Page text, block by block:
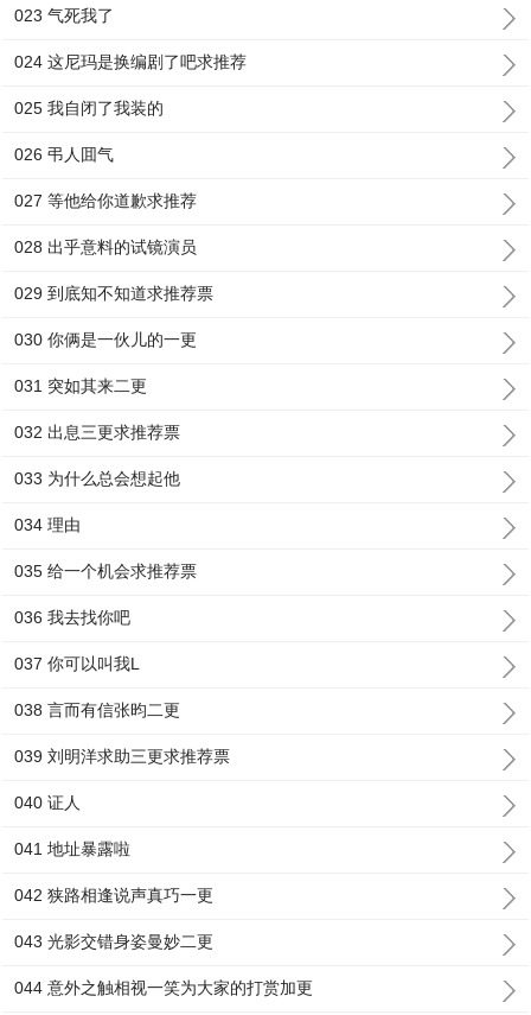
023 气死我了
024 这尼玛是换编剧了吧求推荐
025 我自闭了我装的
026 弔人囬气
027 等他给你道歉求推荐
028 出乎意料的试镜演员
029 到底知不知道求推荐票
030 你俩是一伙儿的一更
031 突如其来二更
032 出息三更求推荐票
033 为什么总会想起他
034 理由
035 给一个机会求推荐票
036 我去找你吧
037 你可以叫我L
038 言而有信张昀二更
039 刘明洋求助三更求推荐票
040 证人
041 地址暴露啦
042 狭路相逢说声真巧一更
043 光影交错身姿曼妙二更
044 意外之触相视一笑为大家的打赏加更